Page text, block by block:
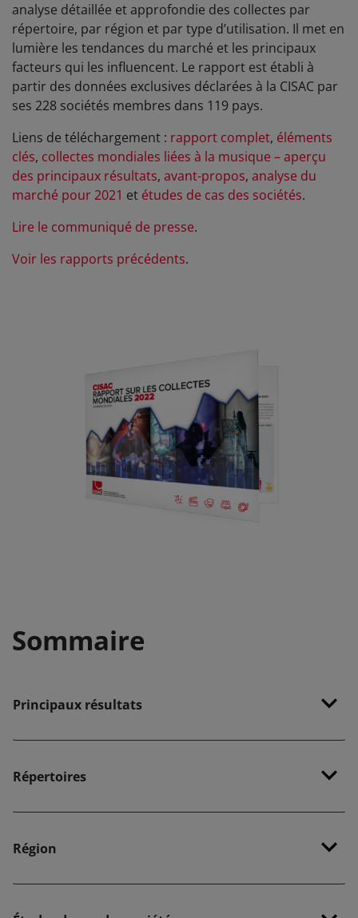
analyse détaillée et approfondie des collectes par
répertoire, par région et par type d’utilisation. Il met en
lumière les tendances du marché et les principaux
facteurs qui les influencent. Le rapport est établi à
partir des données exclusives déclarées à la CISAC par
ses 228 sociétés membres dans 119 pays.
Liens de téléchargement : rapport complet, éléments
clés, collectes mondiales liées à la musique – aperçu
des principaux résultats, avant-propos, analyse du
marché pour 2021 et études de cas des sociétés.
Lire le communiqué de presse.
Voir les rapports précédents.
Sommaire
Principaux résultats
Répertoires
Région